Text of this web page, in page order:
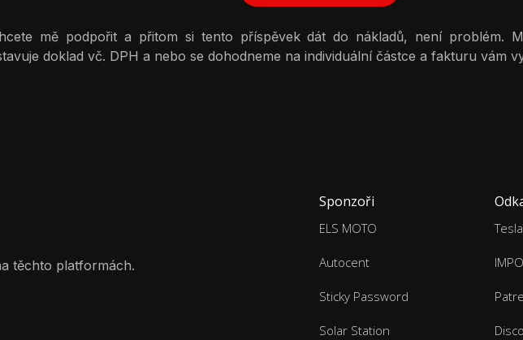
mě podpořit a přitom si tento příspěvek dát do nákladů, není problém.
doklad vč. DPH a nebo se dohodneme na individuální částce a fakturu vám
těchto platformách.
Sponzoři
ELS MOTO
Autocent
Sticky Password
Solar Station